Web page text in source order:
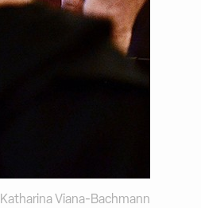
Katharina Viana-Bachmann